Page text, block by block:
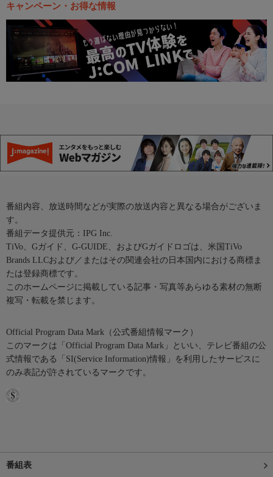
キャンペーン・お得な情報
番組内容、放送時間などが実際の放送内容と異なる場合がございま
す。
番組データ提供元：IPG Inc.
TiVo、Gガイド、G-GUIDE、およびGガイドロゴは、米国TiVo
Brands LLCおよび／またはその関連会社の日本国内における商標ま
たは登録商標です。
このホームページに掲載している記事・写真等あらゆる素材の無断
複写・転載を禁じます。
Official Program Data Mark（公式番組情報マーク）
このマークは「Official Program Data Mark」といい、テレビ番組の公
式情報である「SI(Service Information)情報」を利用したサービスに
のみ表記が許されているマークです。
番組表